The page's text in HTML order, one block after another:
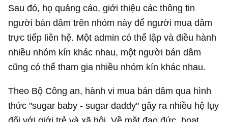
Sau đó, họ quảng cáo, giới thiệu các thông tin
người bán dâm trên nhóm này để người mua dâm
trực tiếp liên hệ. Một admin có thể lập và điều hành
nhiều nhóm kín khác nhau, một người bán dâm
cũng có thể tham gia nhiều nhóm kín khác nhau.
Theo Bộ Công an, hành vi mua bán dâm qua hình
thức "sugar baby - sugar daddy" gây ra nhiều hệ lụy